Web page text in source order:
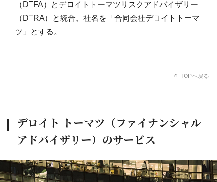
（DTFA）とデロイトトーマツリスクアドバイザリー
（DTRA）と統合。社名を「合同会社デロイトトーマ
ツ」とする。
TOPへ戻る
デロイト トーマツ（ファイナンシャル
アドバイザリー）のサービス